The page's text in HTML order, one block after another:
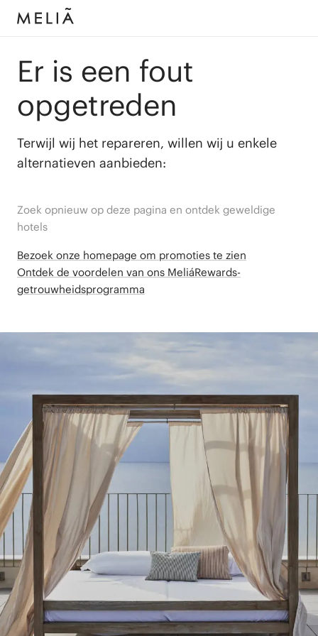
Er is een fout
opgetreden
Terwijl wij het repareren, willen wij u enkele
alternatieven aanbieden:
Zoek opnieuw op deze pagina en ontdek geweldige
hotels
Bezoek onze homepage om promoties te zien
Ontdek de voordelen van ons MeliáRewards-
getrouwheidsprogramma